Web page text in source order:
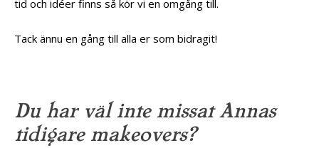
tid och idéer finns så kör vi en omgång till.
Tack ännu en gång till alla er som bidragit!
Du har väl inte missat Annas
tidigare makeovers?